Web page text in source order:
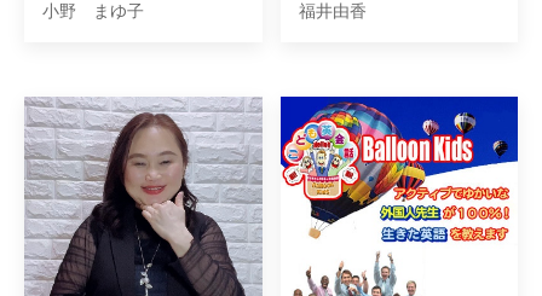
小野 まゆ子 福井由香